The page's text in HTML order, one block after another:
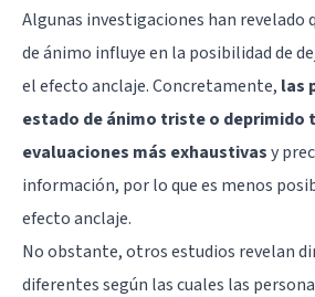
Algunas investigaciones han revelado
de ánimo influye en la posibilidad de
el efecto anclaje. Concretamente, las
estado de ánimo triste o deprimido
evaluaciones más exhaustivasy
información, por lo que es menos
efecto anclaje.
No obstante, otros estudios revelan
diferentes según las cuales las